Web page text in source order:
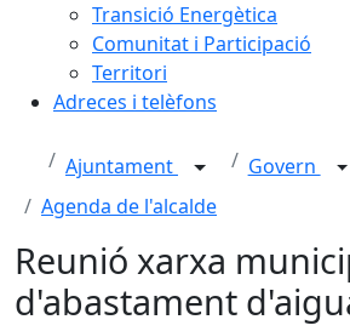
Transició Energètica
Comunitat i Participació
Territori
Adreces i telèfons
Ajuntament
Govern
Agenda de l'alcalde
Reunió xarxa
d'abastament